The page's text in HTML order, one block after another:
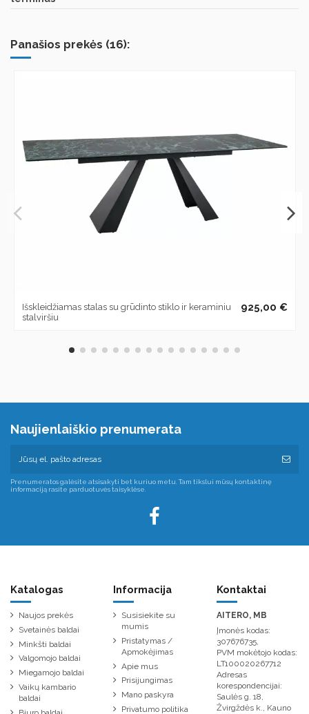
Panašios prekės (16):
Išskleidžiamas stalas su grūdinto stiklo ir keraminiu
stalviršiu
925,00 €
Naujienlaiškio prenumerata
Prenumeratos galėsite atsisakyti bet kuriuo metu. Tam tikslui mūsų kontaktinę
informaciją rasite parduotuvės taisyklėse.
Katalogas
Naujos prekės
Svetainės baldai
Minkšti baldai
Valgomojo baldai
Miegamojo baldai
Vaikų kambario
baldai
Informacija
Susisiekite su
mumis
Pristatymas /
Apmokėjimas
Apie mus
Prisijungimas
Mano paskyra
Privatumo politika
Kontaktai
AITERO, MB
Įmonės kodas:
307676735,
PVM mokėtojo kodas:
LT100020267712
Adresas
korespondencijai:
Saulės g. 18,
Žvirgždės k., Kauno